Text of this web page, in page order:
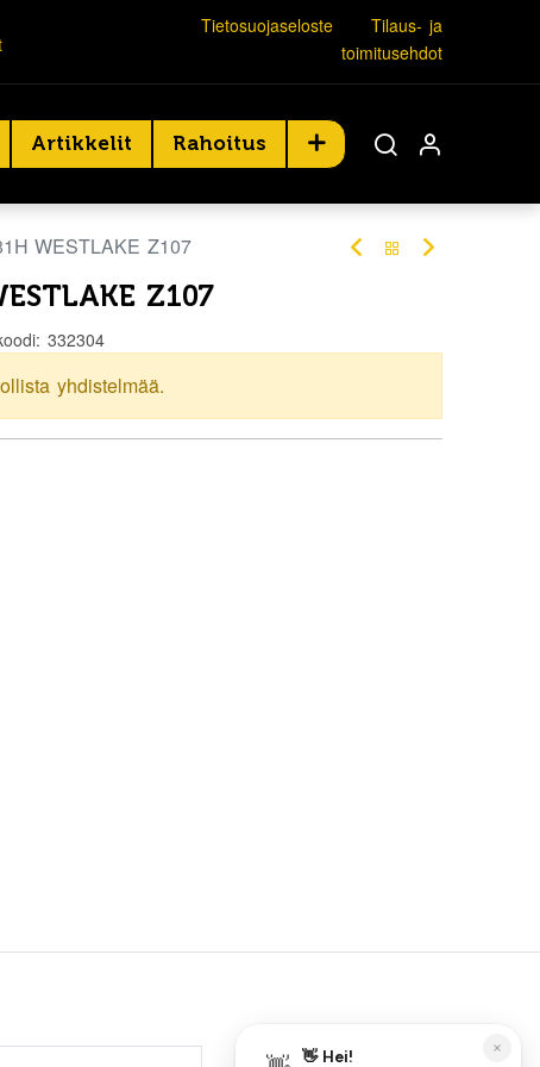
Tietosuojaseloste
Tilaus- ja
toimitusehdot
Artikkelit Rahoitus
WESTLAKE Z107
Z107
332304
yhdistelmää.